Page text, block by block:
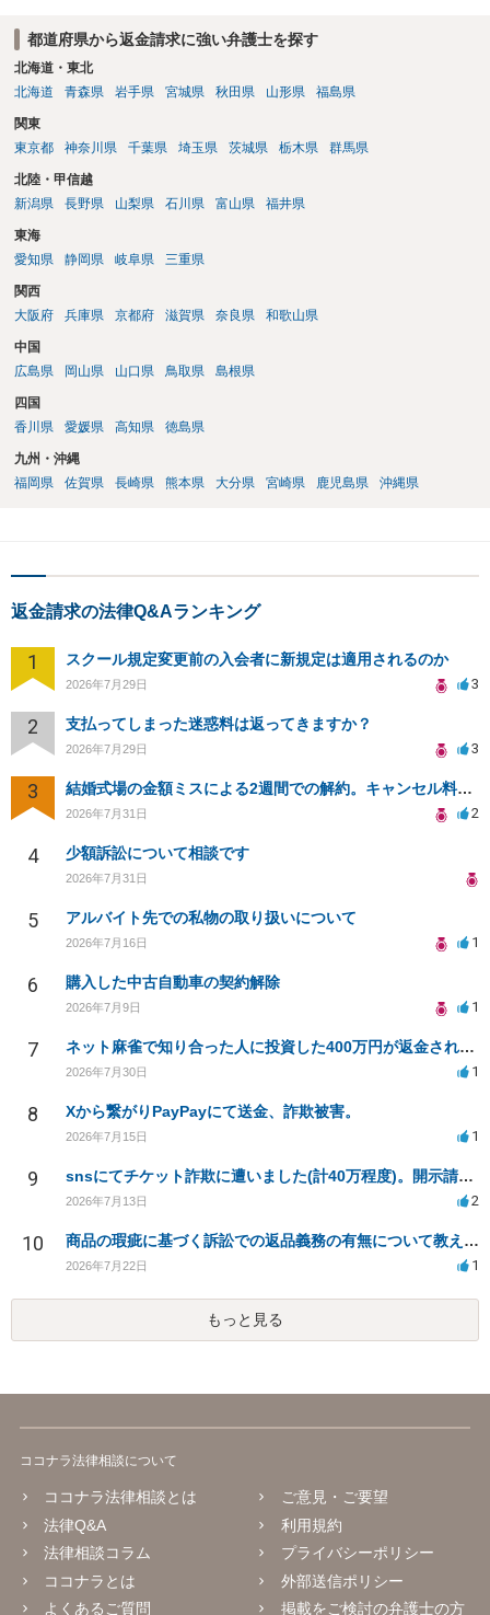
都道府県から返金請求に強い弁護士を探す
北海道・東北
北海道
青森県 岩手県 宮城県 秋田県 山形県 福島県
関東
東京都
神奈川県 千葉県 埼玉県 茨城県 栃木県 群馬県
北陸・甲信越
新潟県
長野県 山梨県 石川県 富山県 福井県
東海
愛知県
静岡県 岐阜県 三重県
関西
大阪府
兵庫県 京都府 滋賀県 奈良県 和歌山県
中国
広島県
岡山県 山口県 鳥取県 島根県
四国
香川県
愛媛県 高知県 徳島県
九州・沖縄
福岡県
佐賀県 長崎県 熊本県 大分県 宮崎県 鹿児島県 沖縄県
返金請求の法律Q&Aランキング
1 スクール規定変更前の入会者に新規定は適用されるのか
2026年7月29日 3
2 支払ってしまった迷惑料は返ってきますか？
2026年7月29日 3
3 結婚式場の金額ミスによる2週間での解約。キャンセル料10万円の免除は可能か。
2026年7月31日 2
4 少額訴訟について相談です
2026年7月31日
5 アルバイト先での私物の取り扱いについて
2026年7月16日 1
6 購入した中古自動車の契約解除
2026年7月9日 1
7 ネット麻雀で知り合った人に投資した400万円が返金されない
2026年7月30日 1
8 Xから繋がりPayPayにて送金、詐欺被害。
2026年7月15日 1
9 snsにてチケット詐欺に遭いました(計40万程度)。開示請求や今後の対応について質問したいです。
2026年7月13日 2
10 商品の瑕疵に基づく訴訟での返品義務の有無について教えてください
2026年7月22日 1
もっと見る
ココナラ法律相談について
ココナラ法律相談とは
法律Q&A
法律相談コラム
ココナラとは
よくあるご質問
ご意見・ご要望
利用規約
プライバシーポリシー
外部送信ポリシー
掲載をご検討の弁護士の方